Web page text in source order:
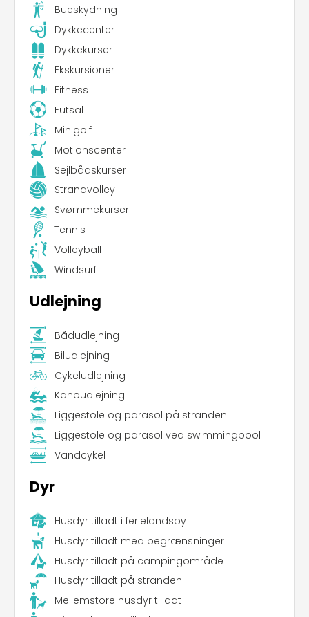
Bueskydning
Dykkecenter
Dykkekurser
Ekskursioner
Fitness
Futsal
Minigolf
Motionscenter
Sejlbådskurser
Strandvolley
Svømmekurser
Tennis
Volleyball
Windsurf
Udlejning
Bådudlejning
Biludlejning
Cykeludlejning
Kanoudlejning
Liggestole og parasol på stranden
Liggestole og parasol ved swimmingpool
Vandcykel
Dyr
Husdyr tilladt i ferielandsby
Husdyr tilladt med begrænsninger
Husdyr tilladt på campingområde
Husdyr tilladt på stranden
Mellemstore husdyr tilladt